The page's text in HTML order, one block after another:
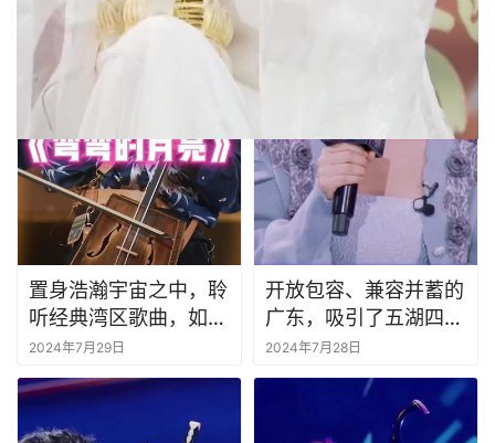
置身浩瀚宇宙之中，聆
听经典湾区歌曲，如梦
如幻#国乐大典 #
2024年7月29日
开放包容、兼容并蓄的
广东，吸引了五湖四海
的人才#国乐大典 #
2024年7月28日